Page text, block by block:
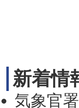
新着情
気象官